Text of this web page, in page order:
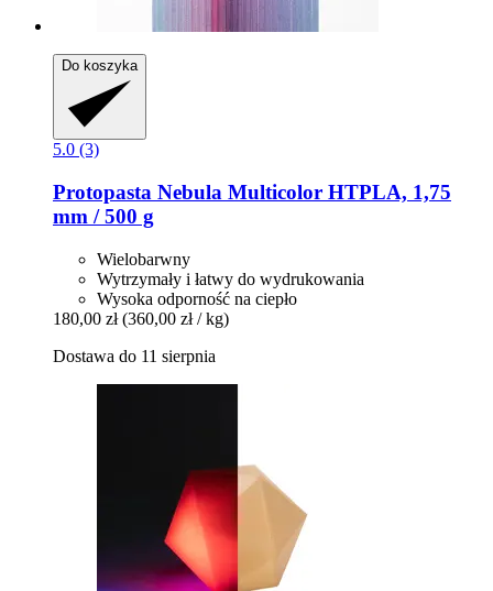
Do koszyka
5.0 (3)
Protopasta Nebula Multicolor HTPLA, 1,75
mm / 500 g
Wielobarwny
Wytrzymały i łatwy do wydrukowania
Wysoka odporność na ciepło
180,00 zł (360,00 zł / kg)
Dostawa do 11 sierpnia